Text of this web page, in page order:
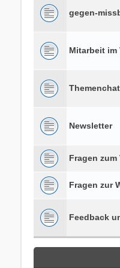
gegen-
Mitarbeit im
Newsletter
Fragen zum
Fragen zur
Feedback